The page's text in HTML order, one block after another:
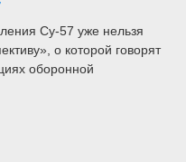
Су-57 уже нельзя
о которой говорят
оборонной